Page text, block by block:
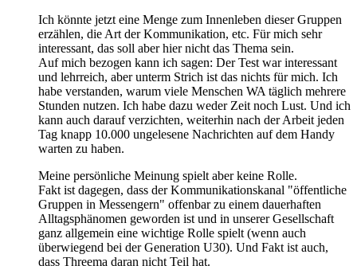
Ich könnte jetzt eine Menge zum Innenleben dieser Gruppen
erzählen, die Art der Kommunikation, etc. Für mich sehr
interessant, das soll aber hier nicht das Thema sein.
Auf mich bezogen kann ich sagen: Der Test war interessant
und lehrreich, aber unterm Strich ist das nichts für mich. Ich
habe verstanden, warum viele Menschen WA täglich mehrere
Stunden nutzen. Ich habe dazu weder Zeit noch Lust. Und ich
kann auch darauf verzichten, weiterhin nach der Arbeit jeden
Tag knapp 10.000 ungelesene Nachrichten auf dem Handy
warten zu haben.
Meine persönliche Meinung spielt aber keine Rolle.
Fakt ist dagegen, dass der Kommunikationskanal "öffentliche
Gruppen in Messengern" offenbar zu einem dauerhaften
Alltagsphänomen geworden ist und in unserer Gesellschaft
ganz allgemein eine wichtige Rolle spielt (wenn auch
überwiegend bei der Generation U30). Und Fakt ist auch,
dass Threema daran nicht Teil hat.